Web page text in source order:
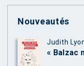
Nouveautés
Judith
« Balzac